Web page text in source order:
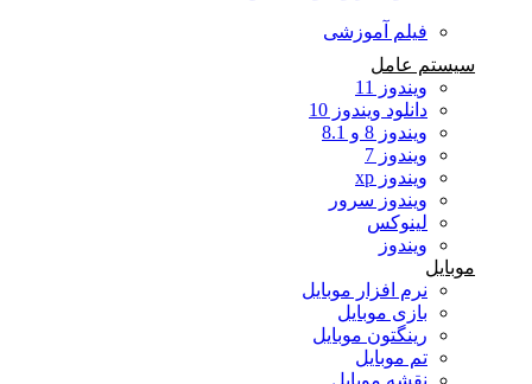
فیلم آموزشی
سیستم عامل
ویندوز 11
دانلود ویندوز 10
ویندوز 8 و 8.1
ویندوز 7
ویندوز xp
ویندوز سرور
لینوکس
ویندوز
موبایل
نرم افزار موبایل
بازی موبایل
رینگتون موبایل
تم موبایل
نقشه موبایل